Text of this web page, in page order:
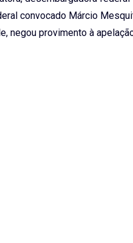
convocado Márcio
negou provimento à